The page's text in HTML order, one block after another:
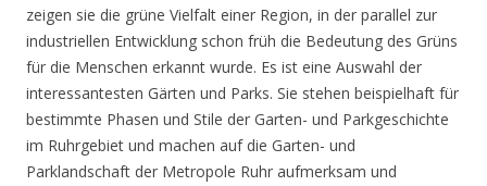
zeigen sie die grüne Vielfalt einer Region, in der parallel zur
industriellen Entwicklung schon früh die Bedeutung des Grüns
für die Menschen erkannt wurde. Es ist eine Auswahl der
interessantesten Gärten und Parks. Sie stehen beispielhaft für
bestimmte Phasen und Stile der Garten- und Parkgeschichte
im Ruhrgebiet und machen auf die Garten- und
Parklandschaft der Metropole Ruhr aufmerksam und